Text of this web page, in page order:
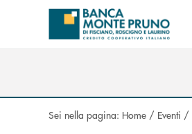
Salta al contenuto principale
Sei nella pagina: Home / Eventi /